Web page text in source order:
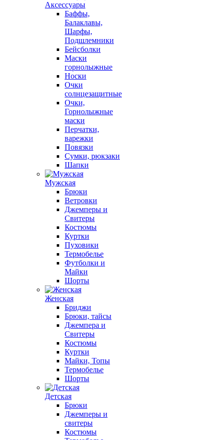
Аксессуары
Баффы,
Балаклавы,
Шарфы,
Подшлемники
Бейсболки
Маски
горнолыжные
Носки
Очки
солнцезащитные
Очки,
Горнолыжные
маски
Перчатки,
варежки
Повязки
Сумки, рюкзаки
Шапки
Мужская
Брюки
Ветровки
Джемперы и
Свитеры
Костюмы
Куртки
Пуховики
Термобелье
Футболки и
Майки
Шорты
Женская
Бриджи
Брюки, тайсы
Джемпера и
Свитеры
Костюмы
Куртки
Майки, Топы
Термобелье
Шорты
Детская
Брюки
Джемперы и
свитеры
Костюмы